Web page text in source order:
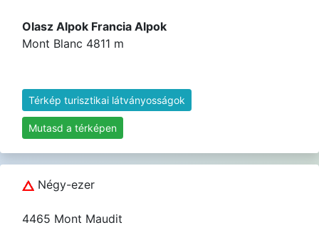
Olasz Alpok Francia Alpok
Mont Blanc 4811 m
Térkép turisztikai látványosságok
Mutasd a térképen
Négy-ezer
4465 Mont Maudit